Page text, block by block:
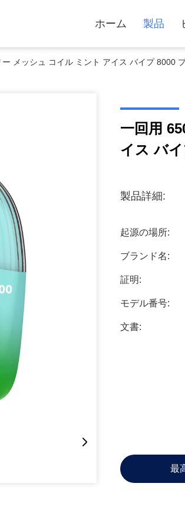
ホーム 製品
メッシュ コイル ミント アイス バイプ 8000
一回用
イス バ
製品詳細:
起源の場所:
ブランド名:
証明:
モデル番号:
文書:
最